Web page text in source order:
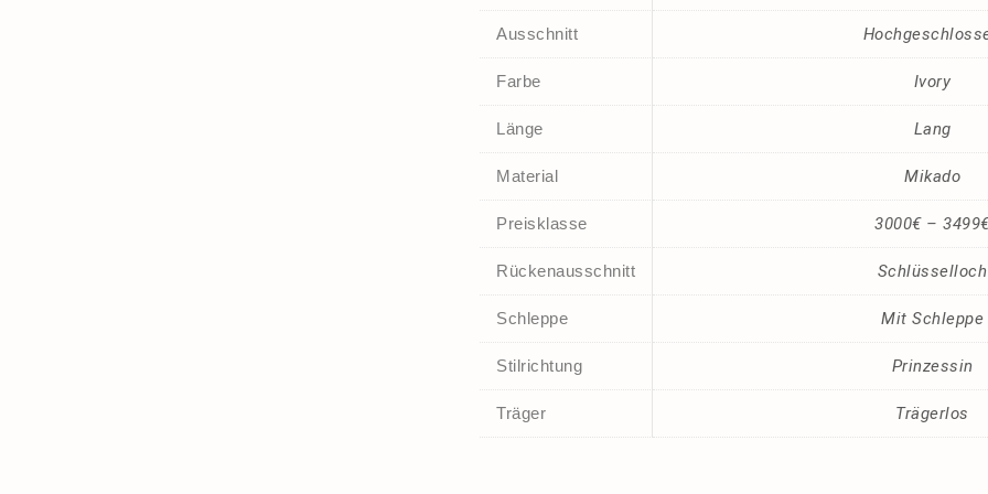
Ausschnitt
Farbe Ivory
Länge Lang
Material Mikado
Preisklasse 3000€ –
Rückenausschnitt Schlüsselloch
Schleppe Mit Schleppe
Stilrichtung Prinzessin
Träger Trägerlos